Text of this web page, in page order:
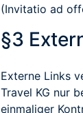
(Invitatio ad
§3
Externe Links
Travel KG nur
einmaliger